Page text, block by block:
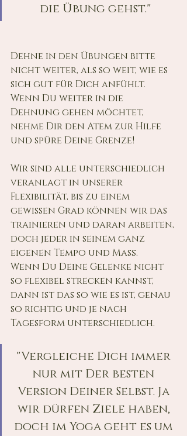
die Übung gehst."
Dehne in den Übungen bitte
nicht weiter, als so weit, wie es
sich gut für Dich anfühlt.
Wenn Du weiter in die
Dehnung gehen möchtet,
nehme Dir den Atem zur Hilfe
und spüre Deine Grenze!
Wir sind alle unterschiedlich
veranlagt in unserer
Flexibilität, bis zu einem
gewissen Grad können wir das
trainieren und daran arbeiten,
doch jeder in seinem ganz
eigenen Tempo und Maß.
Wenn Du Deine Gelenke nicht
so flexibel strecken kannst,
dann ist das so wie es ist, genau
so richtig und je nach
Tagesform unterschiedlich.
"Vergleiche Dich immer
nur mit Der besten
Version Deiner Selbst. Ja
wir dürfen Ziele haben,
doch im Yoga geht es um